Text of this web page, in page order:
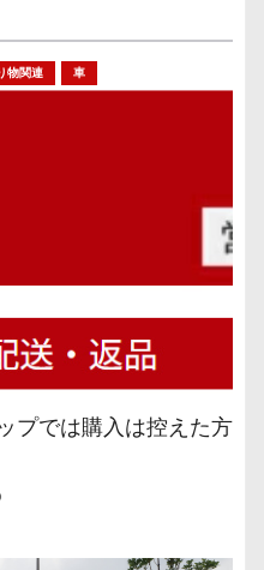
物関連 車
プでは購入は控えた方